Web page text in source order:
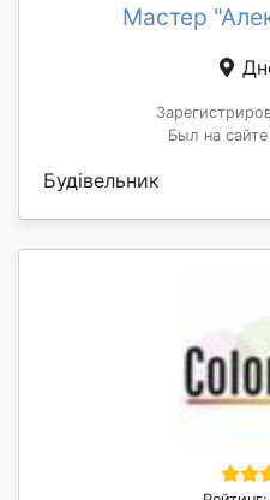
Мастер
Был на
Будівельник